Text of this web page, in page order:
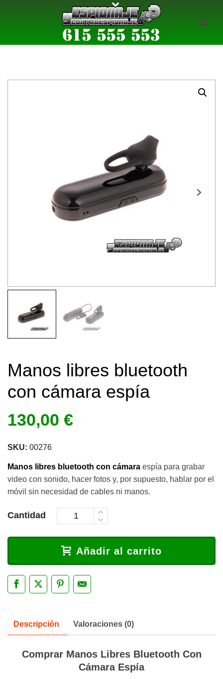
Manos libres bluetooth
con cámara espía
130,00 €
SKU: 00276
Manos libres bluetooth con cámara espía para grabar
video con sonido, hacer fotos y, por supuesto, hablar por el
móvil sin necesidad de cables ni manos.
Cantidad
Añadir al carrito
Descripción Valoraciones (0)
Comprar Manos Libres Bluetooth Con
Cámara Espía